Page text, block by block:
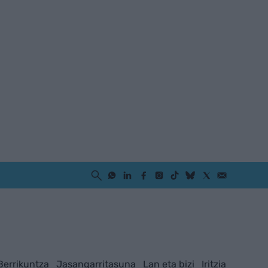
Jasangarritasuna Lan eta bizi Iritzia